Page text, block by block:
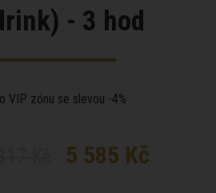
- 3 hod
VIP zónu se slevou -4%
5 585 Kč